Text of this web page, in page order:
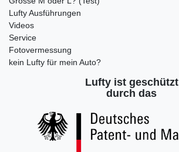
Lufty Ausführungen
Videos
Service
Fotovermessung
kein Lufty für mein Auto?
Lufty ist geschützt
durch das